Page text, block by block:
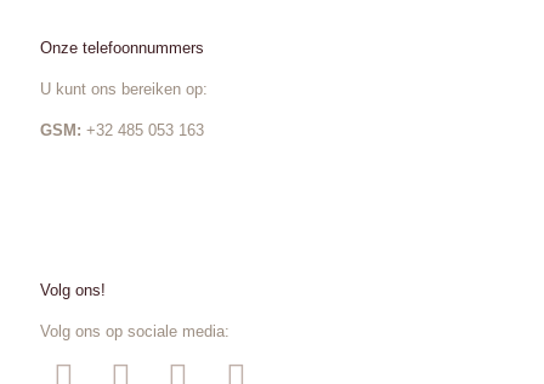
Onze telefoonnummers
U kunt ons bereiken op:
GSM: +32 485 053 163
Volg ons!
Volg ons op sociale media: